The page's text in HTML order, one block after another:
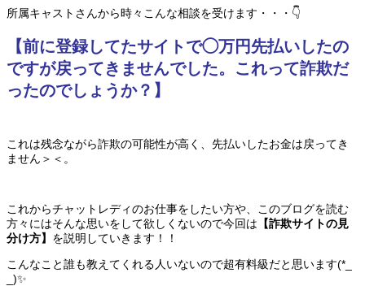
所属キャストさんから時々こんな相談を受けます・・・👇
【前に登録してたサイトで◯万円先払いしたの
ですが戻ってきませんでした。これって詐欺だ
ったのでしょうか？】
これは残念ながら詐欺の可能性が高く、先払いしたお金は戻ってき
ません＞＜。
これからチャットレディのお仕事をしたい方や、このブログを読む
方々にはそんな思いをして欲しくないので今回は 【詐欺サイトの見
分け方】 を説明していきます！！
こんなこと誰も教えてくれる人いないので超有料級だと思います(*_
_)✨